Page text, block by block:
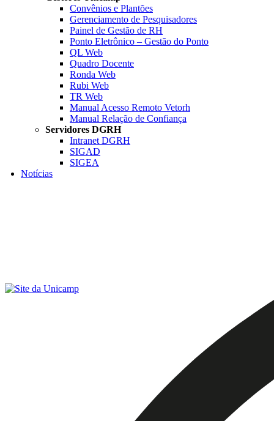
Convênios e Plantões
Gerenciamento de Pesquisadores
Painel de Gestão de RH
Ponto Eletrônico – Gestão do Ponto
QL Web
Quadro Docente
Ronda Web
Rubi Web
TR Web
Manual Acesso Remoto Vetorh
Manual Relação de Confiança
Servidores DGRH
Intranet DGRH
SIGAD
SIGEA
Notícias